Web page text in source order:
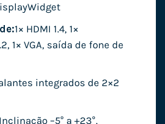
1× HDMI 1.4, 1×
1× VGA, saída de fone de
integrados de 2×2
Inclinação –5° a +23°,